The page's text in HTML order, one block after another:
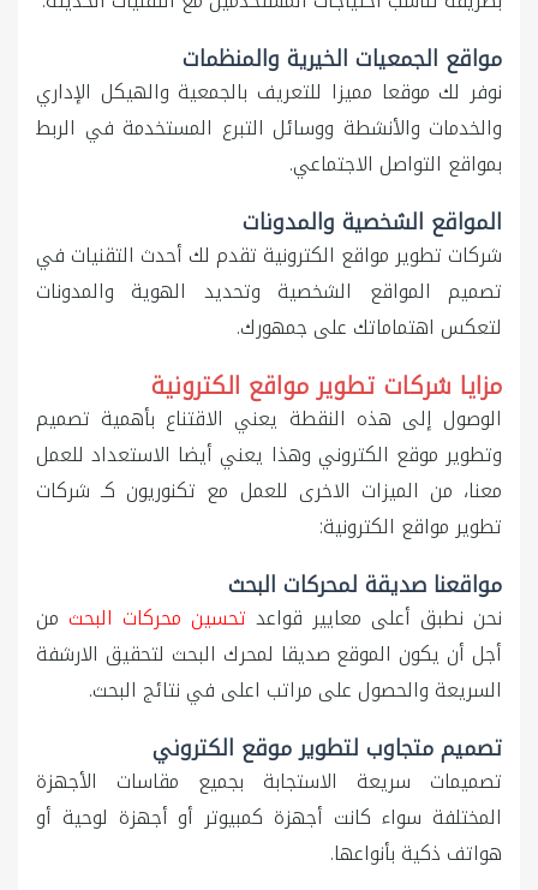
مواقع الجمعيات الخيرية والمنظمات
نوفر لك موقعا مميزا للتعريف بالجمعية والهيكل الإداري
والخدمات والأنشطة ووسائل التبرع المستخدمة في الربط
بمواقع التواصل الاجتماعي.
المواقع الشخصية والمدونات
شركات تطوير مواقع الكترونية تقدم لك أحدث التقنيات في
تصميم المواقع الشخصية وتحديد الهوية والمدونات
لتعكس اهتماماتك على جمهورك.
مزايا شركات تطوير مواقع الكترونية
الوصول إلى هذه النقطة يعني الاقتناع بأهمية تصميم
وتطوير موقع الكتروني وهذا يعني أيضا الاستعداد للعمل
معنا، من الميزات الاخرى للعمل مع تكنوريون كـ شركات
تطوير مواقع الكترونية:
مواقعنا صديقة لمحركات البحث
نحن نطبق أعلى معايير قواعد تحسين محركات البحث من
أجل أن يكون الموقع صديقا لمحرك البحث لتحقيق الارشفة
السريعة والحصول على مراتب اعلى في نتائج البحث.
تصميم متجاوب لتطوير موقع الكتروني
تصميمات سريعة الاستجابة بجميع مقاسات الأجهزة
المختلفة سواء كانت أجهزة كمبيوتر أو أجهزة لوحية أو
هواتف ذكية بأنواعها.